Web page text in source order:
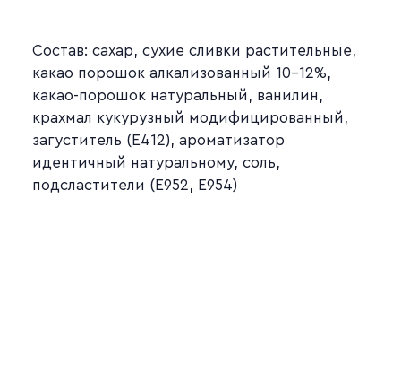
Состав: сахар, сухие сливки растительные,
какао порошок алкализованный 10-12%,
какао-порошок натуральный, ванилин,
крахмал кукурузный модифицированный,
загуститель (E412), ароматизатор
идентичный натуральному, соль,
подсластители (Е952, Е954)